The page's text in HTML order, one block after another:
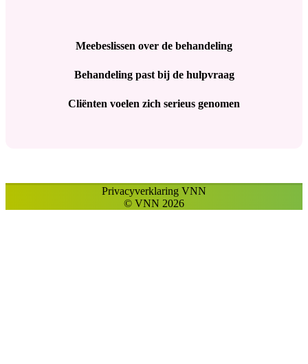
Meebeslissen over de behandeling
Behandeling past bij de hulpvraag
Cliënten voelen zich serieus genomen
© VNN 2026
Privacyverklaring VNN